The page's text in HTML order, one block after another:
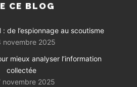
CE BLOG
de l’espionnage au scoutisme
novembre 2025
mieux analyser l’information
collectée
novembre 2025